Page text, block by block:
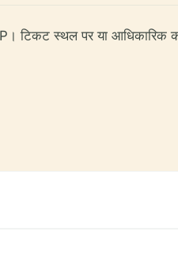
स्थल पर या आधिकारिक